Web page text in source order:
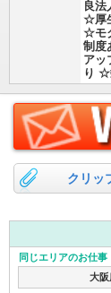
良法
☆厚
☆モ
制度
アッ
り ☆
クリッ
同じエリアのお仕事
大阪